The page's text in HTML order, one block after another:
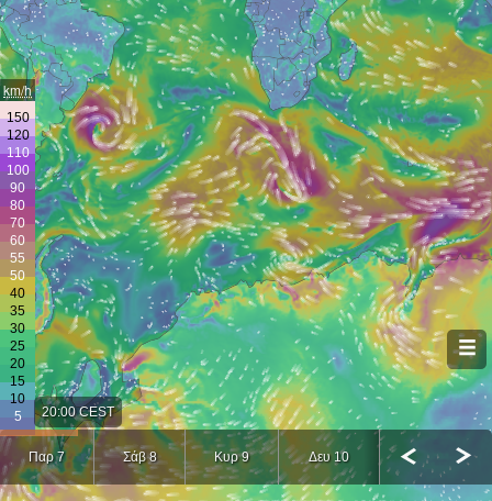
20:00 CEST
Παρ 7 Σάβ 8 Κυρ 9 Δευ 10
km/h